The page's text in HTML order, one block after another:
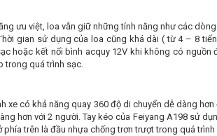
ưu việt, loa vẫn giữ những tính năng như các
gian sử dụng của loa cũng khá dài ( từ 4 – 8
hoặc kết nối bình acquy 12V khi không có
trong quá trình sạc.
xe có khả năng quay 360 độ di chuyển dễ dàng
hơn với 2 người. Tay kéo của Feiyang A198 sử
phía trên là đầu nhựa chống trơn trượt trong quá trình